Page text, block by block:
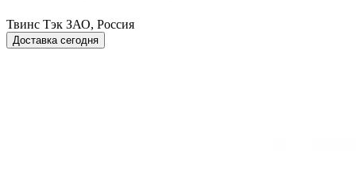
Твинс Тэк ЗАО, Россия
Доставка сегодня